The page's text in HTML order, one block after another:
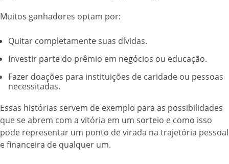
Muitos ganhadores optam por:
Quitar completamente suas dívidas.
Investir parte do prêmio em negócios ou educação.
Fazer doações para instituições de caridade ou pessoas
necessitadas.
Essas histórias servem de exemplo para as possibilidades
que se abrem com a vitória em um sorteio e como isso
pode representar um ponto de virada na trajetória pessoal
e financeira de qualquer um.